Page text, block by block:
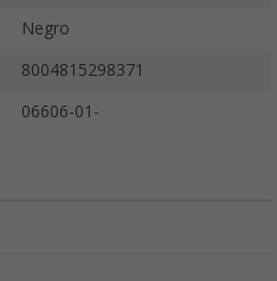
Negro
8004815298371
06606-01-